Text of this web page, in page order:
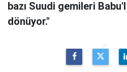
bazı Suudi gemileri
dönüyor."